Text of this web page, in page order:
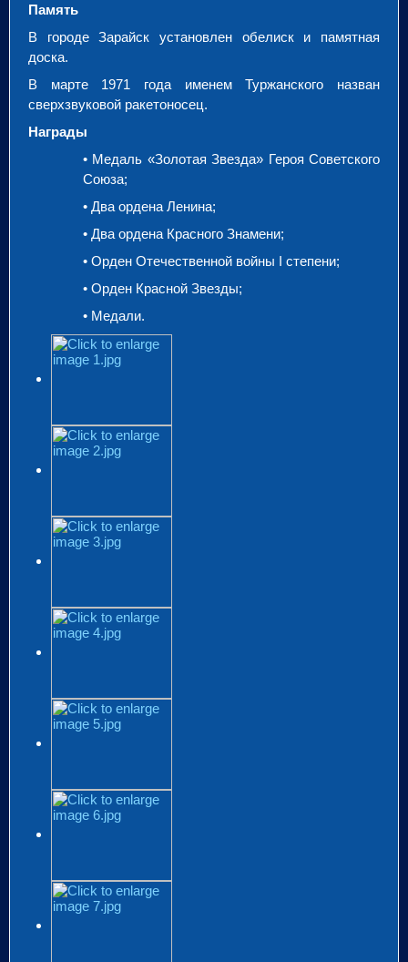
Память
В городе Зарайск установлен обелиск и памятная
доска.
В марте 1971 года именем Туржанского назван
сверхзвуковой ракетоносец.
Награды
• Медаль «Золотая Звезда» Героя Советского
Союза;
• Два ордена Ленина;
• Два ордена Красного Знамени;
• Орден Отечественной войны I степени;
• Орден Красной Звезды;
• Медали.